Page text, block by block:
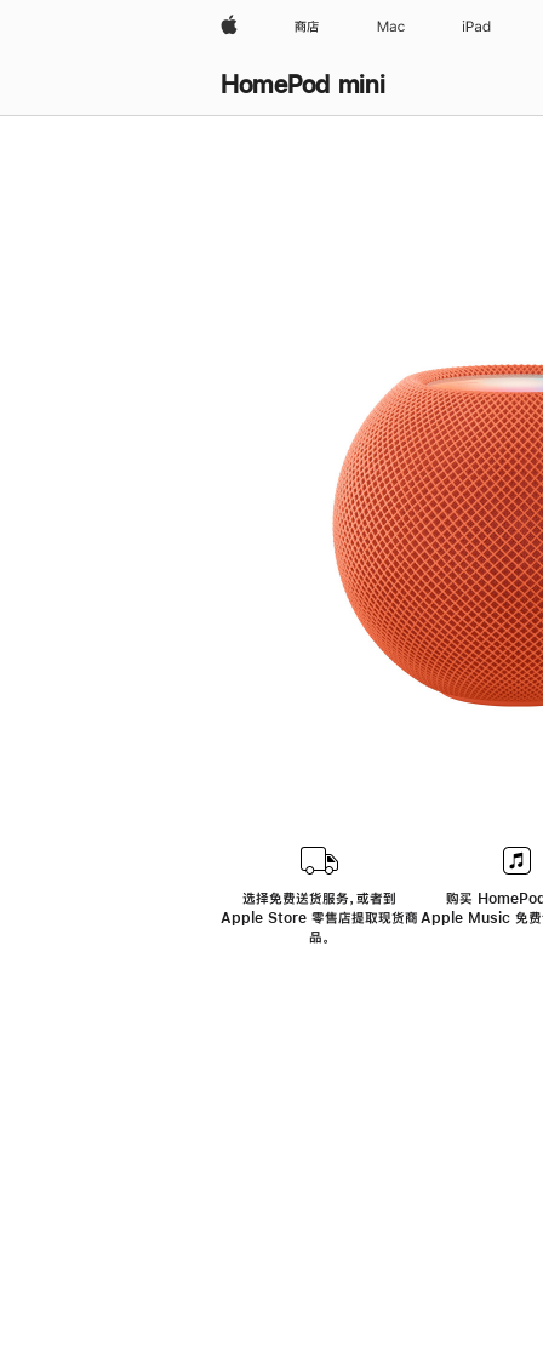
Apple 商店 Mac iPad
HomePod mini
选择免费送货服务，或者到
Apple Store 零售店提取现货商
品。
购买
Apple Music 免费